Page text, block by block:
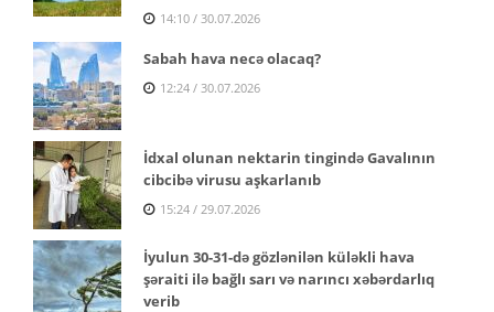
14:10 / 30.07.2026
Sabah hava necə olacaq?
12:24 / 30.07.2026
İdxal olunan nektarin tingində Gavalının
cibcibə virusu aşkarlanıb
15:24 / 29.07.2026
İyulun 30-31-də gözlənilən küləkli hava
şəraiti ilə bağlı sarı və narıncı xəbərdarlıq
verib